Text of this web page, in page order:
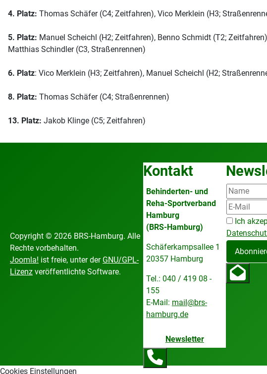
4. Platz: Thomas Schäfer (C4; Zeitfahren), Vico Merklein (H3;
5. Platz: Manuel Scheichl (H2; Zeitfahren), Benno Schmidt (T2;
Matthias Schindler (C3, Straßenrennen)
6. Platz: Vico Merklein (H3; Zeitfahren), Manuel Scheichl (H2;
8. Platz: Thomas Schäfer (C4; Straßenrennen)
13. Platz: Jakob Klinge (C5; Zeitfahren)
Copyright © 2026 BRS-Hamburg. Alle
Rechte vorbehalten.
Joomla! ist freie, unter der GNU/GPL-
Lizenz veröffentlichte Software.
Kontakt
Behinderten- und
Reha-Sportverband
Hamburg
(BRS-Hamburg)
Schäferkampsallee 1
20357 Hamburg
Tel.: 040 / 419 08 -
155
E-Mail: mail@brs-
hamburg.de
Newsletter
Ich
Cookies Einstellungen